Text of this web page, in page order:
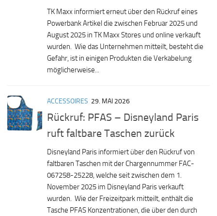
TK Maxx informiert erneut über den Rückruf eines
Powerbank Artikel die zwischen Februar 2025 und
August 2025 in TK Maxx Stores und online verkauft
wurden. Wie das Unternehmen mitteilt, besteht die
Gefahr, ist in einigen Produkten die Verkabelung
möglicherweise...
ACCESSOIRES 29. MAI 2026
Rückruf: PFAS – Disneyland Paris
ruft faltbare Taschen zurück
Disneyland Paris informiert über den Rückruf von
faltbaren Taschen mit der Chargennummer FAC-
067258-25228, welche seit zwischen dem 1.
November 2025 im Disneyland Paris verkauft
wurden. Wie der Freizeitpark mitteilt, enthält die
Tasche PFAS Konzentrationen, die über den durch